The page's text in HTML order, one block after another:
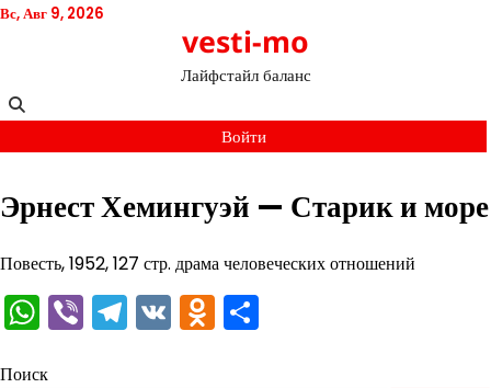
Перейти
Вс, Авг 9, 2026
vesti-mo
Лайфстайл баланс
Войти
Эрнест Хемингуэй — Старик и море
Повесть, 1952, 127 стр. драма человеческих отношений
WhatsApp
ViberTelegram
VKOdnoklassniki
Поиск